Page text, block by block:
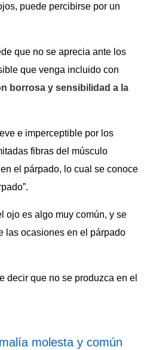
puede percibirse por un
que no se aprecia ante los
que venga incluido con
borrosa y sensibilidad a la
e imperceptible por los
fibras del músculo
el párpado, lo cual se conoce
ojo es algo muy común, y se
las ocasiones en el párpado
decir que no se produzca en el
molesta y común